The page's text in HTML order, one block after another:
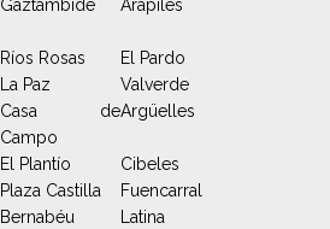
Gaztambide Arapiles
Ríos Rosas
El Pardo
La Paz
Valverde
Casa de
Campo
Argüelles
El Plantío
Cibeles
Plaza Castilla
Fuencarral
Bernabéu
Latina